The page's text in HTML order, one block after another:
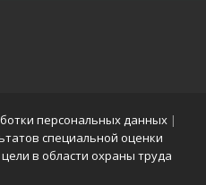
персональных данных |
специальной оценки
в области охраны труда